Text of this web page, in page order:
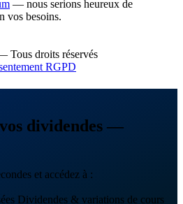
— nous serions heureux de
vos besoins.
Tous droits réservés
RGPD
dividendes —
et accédez à :
Dividendes & variations de cours